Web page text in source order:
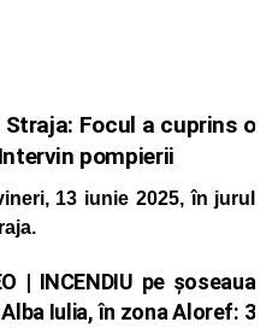
Straja: Focul a cuprins o
pompierii
13 iunie 2025, în jurul
| INCENDIU pe șoseaua
Iulia, în zona Aloref: 3